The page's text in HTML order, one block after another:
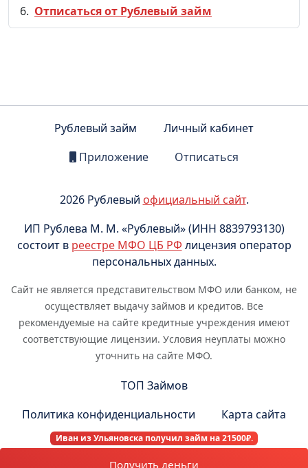
Отписаться от Рублевый займ
Иван из Ульяновска получил займ на 21500₽.
Получить деньги
Рублевый займ
Личный кабинет
Приложение
Отписаться
2026 Рублевый официальный сайт.
ИП Рублева М. М. «Рублевый» (ИНН 8839793130)
состоит в реестре МФО ЦБ РФ лицензия оператор
персональных данных.
Сайт не является представительством МФО или банком, не
осуществляет выдачу займов и кредитов. Все
рекомендуемые на сайте кредитные учреждения имеют
соответствующие лицензии. Условия неуплаты можно
уточнить на сайте МФО.
ТОП Займов
Политика конфиденциальности
Карта сайта